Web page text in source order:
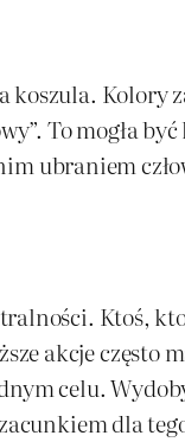
Kolory
To mogła
ubraniem
Ktoś,
akcje często
celu.
dla